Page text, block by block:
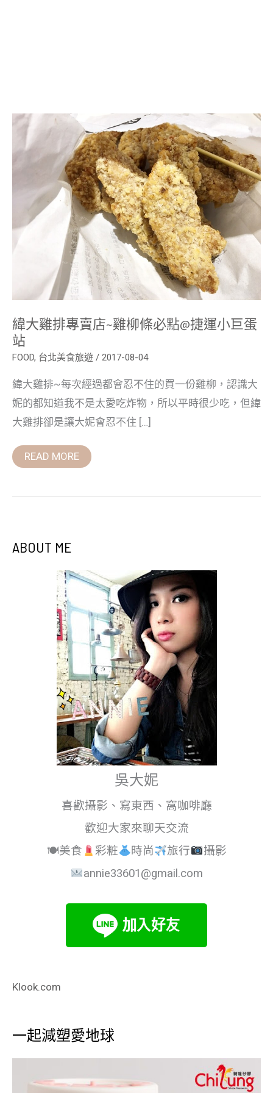
緯大雞排專賣店~雞柳條必點@捷運小巨蛋
站
FOOD, 台北美食旅遊 / 2017-08-04
緯大雞排~每次經過都會忍不住的買一份雞柳，認識大
妮的都知道我不是太愛吃炸物，所以平時很少吃，但緯
大雞排卻是讓大妮會忍不住 […]
緯
大
雞
排
~
雞
條
必
蛋
站
READ MORE
ABOUT ME
吳大妮
喜歡攝影、寫東西、窩咖啡廳
歡迎大家來聊天交流
🍽美食
彩粧 時尚 旅行
攝影
annie33601@gmail.com
Klook.com
一起減塑愛地球